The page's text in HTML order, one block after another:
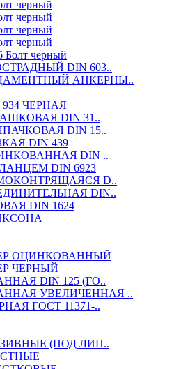
черный
черный
черный
черный
Болт черный
DIN 603..
АНКЕРНЫ..
ЧЕРНАЯ
DIN 31..
DIN 15..
DIN 439
DIN ..
DIN 6923
D..
DIN..
DIN 1624
ОЦИНКОВАННЫЙ
ЧЕРНЫЙ
DIN 125 (ГО..
УВЕЛИЧЕННАЯ ..
ГОСТ 11371-..
(ПОД ЛИП..